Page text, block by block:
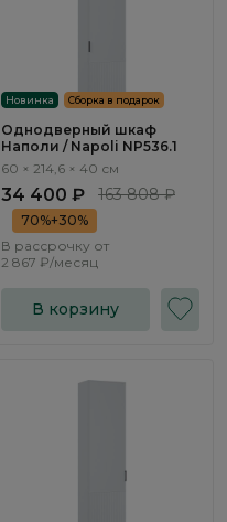
Новинка Сборка в подарок
Однодверный шкаф
Наполи / Napoli NP536.1
60 × 214,6 × 40 см
34 400 ₽ 163 808 ₽
70%+30%
В рассрочку от
2 867 ₽/месяц
В корзину